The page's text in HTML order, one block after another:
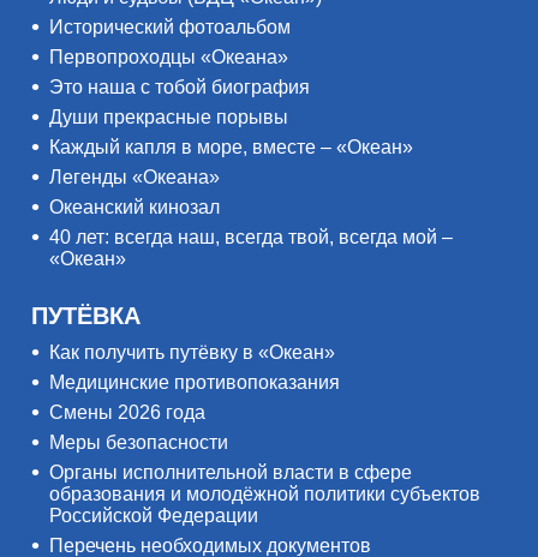
Исторический фотоальбом
Первопроходцы «Океана»
Это наша с тобой биография
Души прекрасные порывы
Каждый капля в море, вместе – «Океан»
Легенды «Океана»
Океанский кинозал
40 лет: всегда наш, всегда твой, всегда мой –
«Океан»
ПУТЁВКА
Как получить путёвку в «Океан»
Медицинские противопоказания
Смены 2026 года
Меры безопасности
Органы исполнительной власти в сфере
образования и молодёжной политики субъектов
Российской Федерации
Перечень необходимых документов